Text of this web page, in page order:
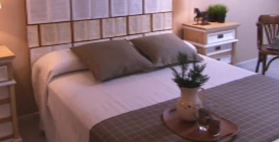
11:04
WhatsappFacebook
X
redecorado el dormitorio principal y el vestidor
El resultado, un dormitorio reciclado y un
donde troncos y escaleras hacen de percha
los muebles antiguos adquieren un nuevo